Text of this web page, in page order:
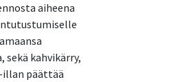
aiheena
kahvikärry,
illan päättää